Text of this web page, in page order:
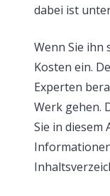
dabei ist
Wenn Sie ihn
Kosten ein.
Experten
Werk gehen.
Sie in diesem